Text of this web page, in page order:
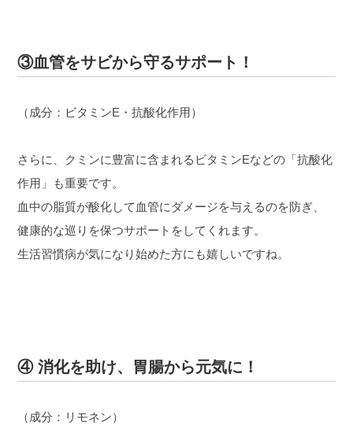
③血管をサビから守るサポート！
（成分：ビタミンE・抗酸化作用）
さらに、クミンに豊富に含まれるビタミンEなどの「抗酸化
作用」も重要です。
血中の脂質が酸化して血管にダメージを与えるのを防ぎ、
健康的な巡りを保つサポートをしてくれます。
生活習慣病が気になり始めた方にも嬉しいですね。
④ 消化を助け、胃腸から元気に！
（成分：リモネン）